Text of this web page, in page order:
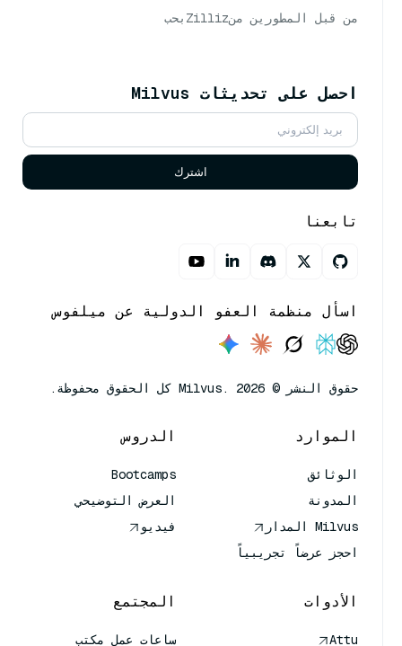
من قبل المطورين منZilliz بحب
احصل على تحديثات Milvus
اشترك
تابعنا
اسأل منظمة العفو الدولية عن ميلفوس
حقوق النشر © Milvus. 2026 كل الحقوق محفوظة.
الموارد
الوثائق
المدونة
Milvus المدار
احجز عرضاً تجريبياً
الدروس
Bootcamps
العرض التوضيحي
فيديو
الأدوات
Attu
المجتمع
ساعات عمل مكتب